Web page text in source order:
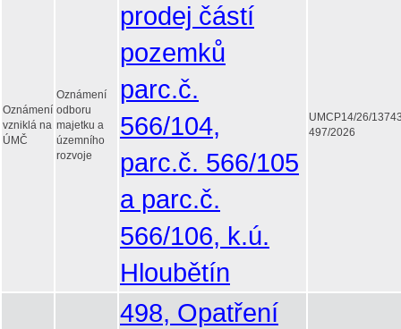
Oznámení
vzniklá na
ÚMČ
Oznámení
odboru
majetku a
územního
rozvoje
prodej částí
pozemků
parc.č.
566/104,
parc.č. 566/105
a parc.č.
566/106, k.ú.
Hloubětín
UMCP14/26/
497/2026
498, Opatření